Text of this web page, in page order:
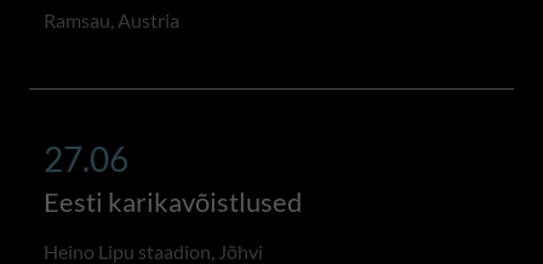
Ramsau, Austria
27.06
Eesti karikavõistlused
Heino Lipu staadion, Jõhvi